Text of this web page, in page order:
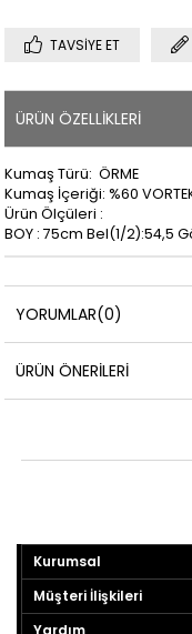
TAVSIYE ET
ÜRÜN ÖZELLIKLERI
Kumaş Türü: ÖRME
Kumaş İçeriği: %60
Ürün Ölçüleri :
BOY : 75cm Bel(1/2):54,5
YORUMLAR(0)
ÜRÜN ÖNERILERI
Kurumsal
Müşteri İlişkileri
Yardım